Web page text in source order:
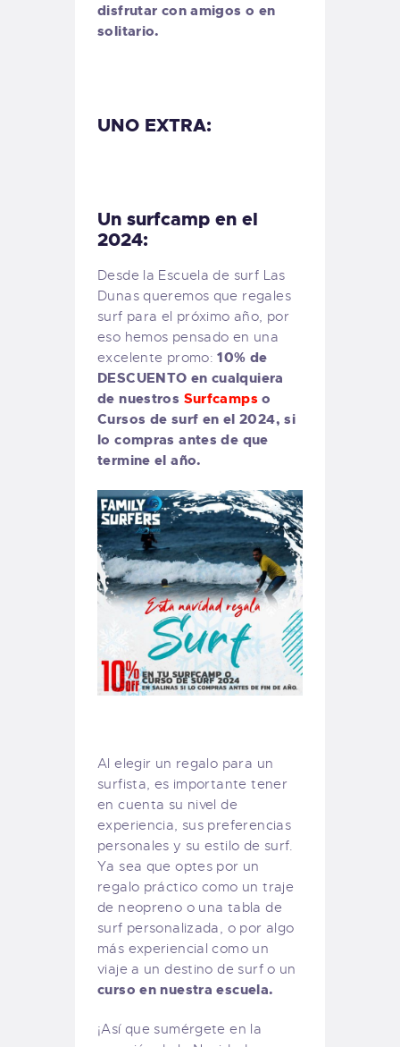
disfrutar con amigos o en
solitario.
UNO EXTRA:
Un surfcamp en el
2024:
Desde la Escuela de surf Las
Dunas queremos que regales
surf para el próximo año, por
eso hemos pensado en una
excelente promo:10% de
DESCUENTO en cualquiera
de nuestros Surfcamps o
Cursos de surf en el 2024, si
lo compras antes de que
termine el año.
Al elegir un regalo para un
surfista, es importante tener
en cuenta su nivel de
experiencia, sus preferencias
personales y su estilo de surf.
Ya sea que optes por un
regalo práctico como un traje
de neopreno o una tabla de
surf personalizada, o por algo
más experiencial como un
viaje a un destino de surf o un
curso en nuestra escuela.
¡Así que sumérgete en la